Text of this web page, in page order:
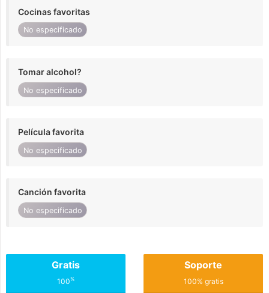
Cocinas favoritas
No especificado
Tomar alcohol?
No especificado
Película favorita
No especificado
Canción favorita
No especificado
Gratis
100%
Soporte
100% gratis